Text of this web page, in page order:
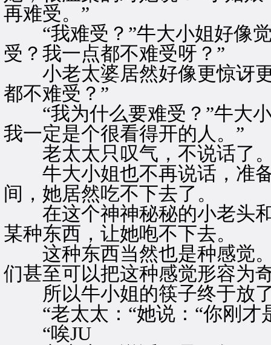
再难受。”
“我难受？”牛大小姐好像觉
受？我一点都不难受呀？”
小老太婆居然好像更惊讶更
都不难受？”
“我为什么要难受？”牛大小
我一定是个很看得开的人。”
老太太只叹气，不说话了
牛大小姐也不再说话，准备
间，她居然吃不下去了。
在这个神神秘秘的小老头和
某种东西，让她咆不下去。
这种东西当然也是种感觉。
们甚至可以把这种感觉形容为
所以牛小姐的筷子终于放
“老太太：“她说：“你刚才
“唉JU